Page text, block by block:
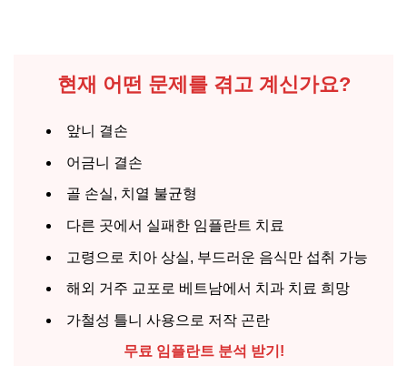
현재 어떤 문제를 겪고 계신가요?
앞니 결손
어금니 결손
골 손실, 치열 불균형
다른 곳에서 실패한 임플란트 치료
고령으로 치아 상실, 부드러운 음식만 섭취 가능
해외 거주 교포로 베트남에서 치과 치료 희망
가철성 틀니 사용으로 저작 곤란
무료 임플란트 분석 받기!